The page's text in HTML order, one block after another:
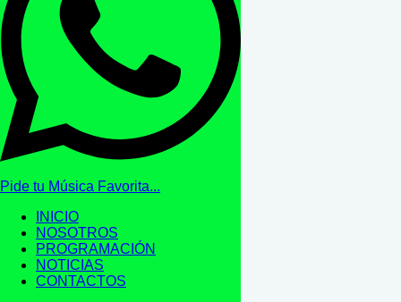
Pide tu Música Favorita...
INICIO
NOSOTROS
PROGRAMACIÓN
NOTICIAS
CONTACTOS